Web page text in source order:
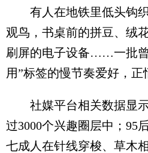
有人在地铁里低头钩织
观鸟，书桌前的拼豆、绒
刷屏的电子设备……一批曾
用”标签的慢节奏爱好，正
社媒平台相关数据显示
过3000个兴趣圈层中；95
七成人在针线穿梭、草木